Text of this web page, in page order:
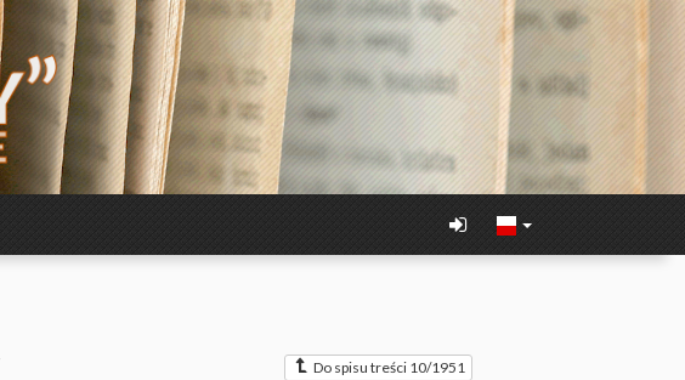
Do spisu treści 10/1951